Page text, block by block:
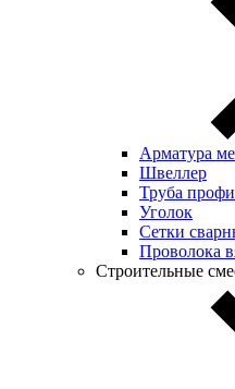
Арматура
Швеллер
Труба
Уголок
Сетки
Проволока
Строительные